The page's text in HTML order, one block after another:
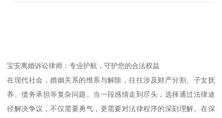
宝安离婚诉讼律师：专业护航，守护您的合法权益
在现代社会，婚姻关系的维系与解除，往往涉及财产分割、子女抚
养、债务承担等复杂问题。当一段感情走到尽头，选择通过法律途
径解决争议，不仅需要勇气，更需要对法律程序的深刻理解。在深